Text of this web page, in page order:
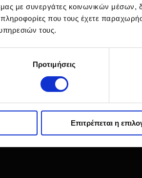
μας με συνεργάτες κοινωνικών
που τους έχετε
τους.
Προτιμήσεις
Επιτρέπεται η
και το δίκτυο διανομέων της